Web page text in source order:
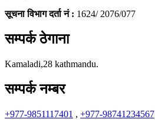
सूचना विभाग दर्ता नं : 1624/ 2076/077
सम्पर्क ठेगाना
Kamaladi,28 kathmandu.
सम्पर्क नम्बर
+977-9851117401 , +977-98741234567